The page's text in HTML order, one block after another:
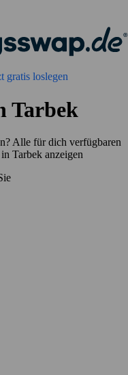
gratis loslegen
Tarbek
Alle für dich verfügbaren
Tarbek anzeigen